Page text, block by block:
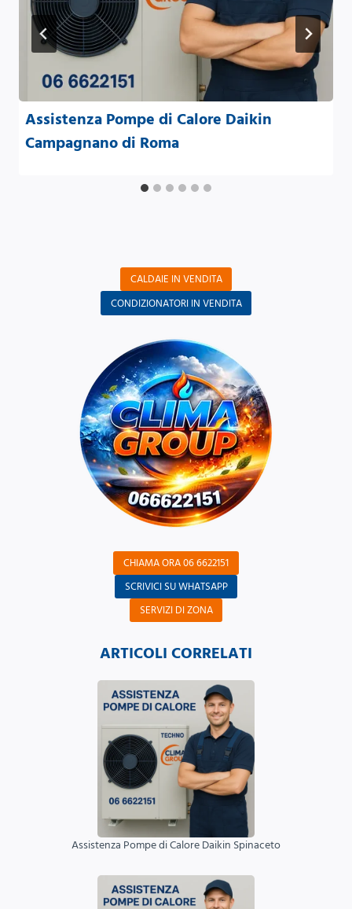
Assistenza Pompe di Calore Daikin
Campagnano di Roma
CALDAIE IN VENDITA
CONDIZIONATORI IN VENDITA
CHIAMA ORA 06 6622151
SCRIVICI SU WHATSAPP
SERVIZI DI ZONA
ARTICOLI CORRELATI
Assistenza Pompe di Calore Daikin Spinaceto